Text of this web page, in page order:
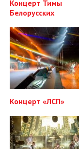
Концерт Тимы
Белорусских
Концерт «ЛСП»